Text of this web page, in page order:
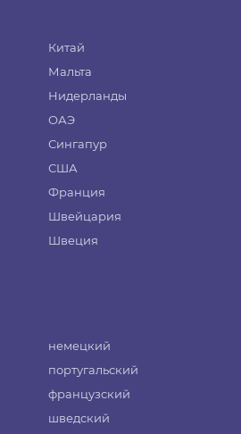
Китай
Мальта
Нидерланды
ОАЭ
Сингапур
США
Франция
Швейцария
Швеция
немецкий
португальский
французский
шведский